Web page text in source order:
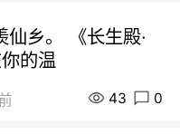
乡。 《长生殿·
的温
43 0